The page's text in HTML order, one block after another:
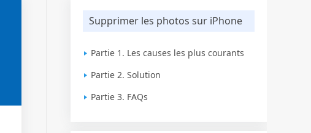
Supprimer les photos sur iPhone
Partie 1. Les causes les plus courants
Partie 2. Solution
Partie 3. FAQs